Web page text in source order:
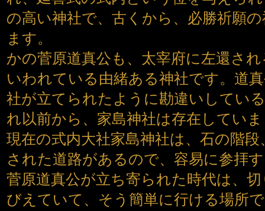
の高い神社で、古くから、必勝祈願
ます。
かの菅原道真公も、太宰府に左還さ
いわれている由緒ある神社です。道
社が立てられたように勘違いしてい
れ以前から、家島神社は存在してい
現在の式内大社家島神社は、石の階
された道路があるので、容易に参拝
菅原道真公が立ち寄られた時代は、
びえていて、そう簡単に行ける場所